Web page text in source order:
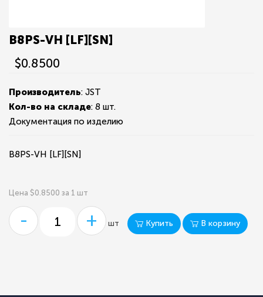
B8PS-VH [LF][SN]
$0.8500
Производитель: JST
Кол-во на складе: 8 шт.
Документация по изделию
B8PS-VH [LF][SN]
Цена $0.8500 за 1 шт
- + шт Купить В корзину